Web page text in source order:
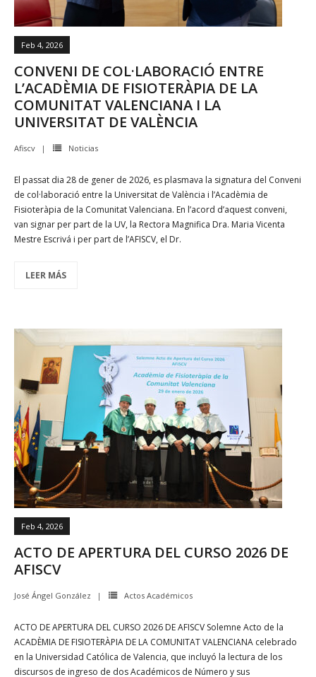
CONVENI DE COL·LABORACIÓ ENTRE
L’ACADÈMIA DE FISIOTERÀPIA DE LA
COMUNITAT VALENCIANA I LA
UNIVERSITAT DE VALÈNCIA
Feb 4, 2026
Afiscv Noticias
El passat dia 28 de gener de 2026, es plasmava la signatura del Conveni
de col·laboració entre la Universitat de València i l’Acadèmia de
Fisioteràpia de la Comunitat Valenciana. En l’acord d’aquest conveni,
van signar per part de la UV, la Rectora Magnifica Dra. Maria Vicenta
Mestre Escrivá i per part de l’AFISCV, el Dr.
LEER MÁS
ACTO DE APERTURA DEL CURSO 2026 DE
AFISCV
Feb 4, 2026
José Ángel González Actos Académicos
ACTO DE APERTURA DEL CURSO 2026 DE AFISCV Solemne Acto de la
ACADÈMIA DE FISIOTERÀPIA DE LA COMUNITAT VALENCIANA celebrado
en la Universidad Católica de Valencia, que incluyó la lectura de los
discursos de ingreso de dos Académicos de Número y sus